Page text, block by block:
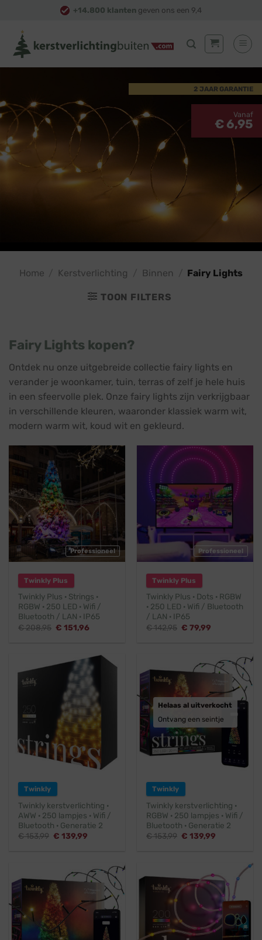
content
+14.800 klanten geven ons een 9,4
2 JAAR GARANTIE
Vanaf
€ 6,95
Home Kerstverlichting Binnen Fairy Lights
TOON FILTERS
Fairy Lights kopen?
Ontdek nu onze uitgebreide collectie fairy lights en
verander je woonkamer, tuin, terras of zelf je hele huis
in een sfeervolle plek. Onze fairy lights zijn verkrijgbaar
in verschillende kleuren, waaronder klassiek warm wit,
modern warm wit, koud wit en gekleurd.
Professioneel
Twinkly Plus
Twinkly Plus · Strings ·
RGBW · 250 LED · Wifi /
Bluetooth / LAN · IP65
€208,95 Oorspronkelijke
€ 151,96Huidige
Professioneel
Twinkly Plus
Twinkly Plus · Dots · RGBW
· 250 LED · Wifi / Bluetooth
/ LAN · IP65
€142,95 Oorspronkelijke
€ 79,99
Twinkly
Twinkly kerstverlichting ·
AWW · 250 lampjes · Wifi /
Bluetooth · Generatie 2
€153,99 Oorspronkelijke
€ 139,99
Helaas al uitverkocht
Ontvang een seintje
Twinkly
Twinkly kerstverlichting ·
RGBW · 250 lampjes · Wifi /
Bluetooth · Generatie 2
€153,99 Oorspronkelijke
€ 139,99